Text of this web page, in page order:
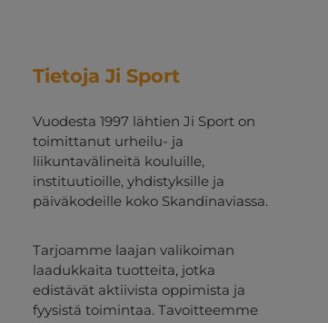
Tietoja Ji Sport
Vuodesta 1997 lähtien Ji Sport on
toimittanut urheilu- ja
liikuntavälineitä kouluille,
instituutioille, yhdistyksille ja
päiväkodeille koko Skandinaviassa.
Tarjoamme laajan valikoiman
laadukkaita tuotteita, jotka
edistävät aktiivista oppimista ja
fyysistä toimintaa. Tavoitteemme